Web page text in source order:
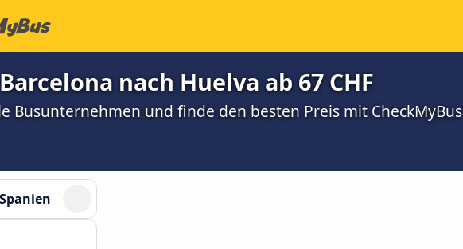
nach Huelva ab 67 CHF
Busunternehmen und finde den besten Preis mit CheckMyBus